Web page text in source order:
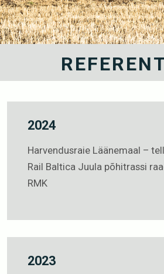
2024
Harvendusraie Läänemaal –
Rail Baltica Juula põhitrassi
RMK
2023